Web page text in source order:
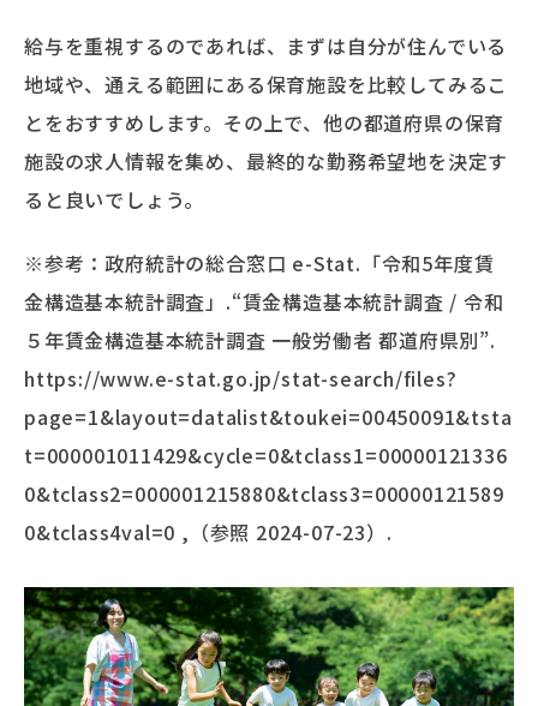
給与を重視するのであれば、まずは自分が住んでいる
地域や、通える範囲にある保育施設を比較してみるこ
とをおすすめします。その上で、他の都道府県の保育
施設の求人情報を集め、最終的な勤務希望地を決定す
ると良いでしょう。
※参考：政府統計の総合窓口 e-Stat.「令和5年度賃
金構造基本統計調査」.“賃金構造基本統計調査 / 令和
５年賃金構造基本統計調査 一般労働者 都道府県別”.
https://www.e-stat.go.jp/stat-search/files?
page=1&layout=datalist&toukei=00450091&tsta
t=000001011429&cycle=0&tclass1=00000121336
0&tclass2=000001215880&tclass3=00000121589
0&tclass4val=0 ,（参照 2024-07-23）.